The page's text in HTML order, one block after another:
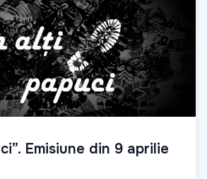
Emisiune din 9 aprilie